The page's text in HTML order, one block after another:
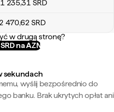
235,31 SRD
470,62 SRD
w drugą stronę?
na AZN
sekundach
wyślij bezpośrednio do
banku. Brak ukrytych opłat ani